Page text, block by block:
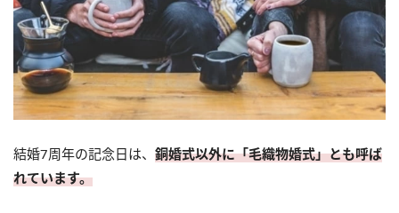
結婚7周年の記念日は、 銅婚式以外に「毛織物婚式」とも呼ば
れています。